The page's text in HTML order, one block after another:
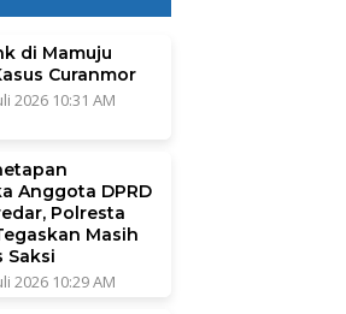
di Mamuju
Curanmor
2026 10:31 AM
Anggota DPRD
Polresta
Masih
Saksi
2026 10:29 AM